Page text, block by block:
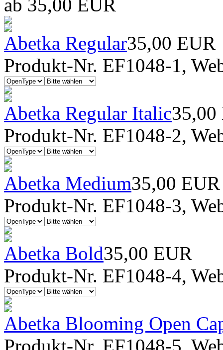
ab 35,00 EUR
Abetka Regular35,00 EUR
Produkt-Nr. EF1048-1,
Abetka Regular Italic35,00
Produkt-Nr. EF1048-2,
Abetka Medium35,00 EUR
Produkt-Nr. EF1048-3,
Abetka Bold35,00 EUR
Produkt-Nr. EF1048-4,
Abetka Blooming Open